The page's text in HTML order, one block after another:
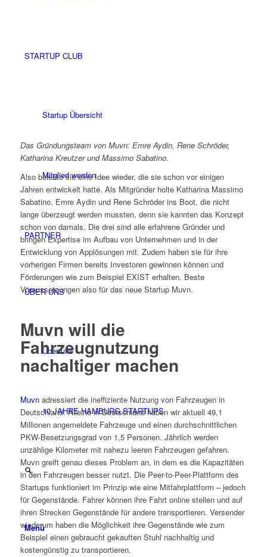
STARTUP CLUB
Startup Übersicht
Mitglied werden
PARTNER
ÜBER UNS
Über uns
10 JAHRE HAMBURG STARTUPS
Menü
Das Gründungsteam von Muvn: Emre Aydin, Rene Schröder,
Katharina Kreutzer und Massimo Sabatino.
Also belebte sie eine Idee wieder, die sie schon vor einigen
Jahren entwickelt hatte. Als Mitgründer holte Katharina Massimo
Sabatino, Emre Aydin und Rene Schröder ins Boot, die nicht
lange überzeugt werden mussten, denn sie kannten das Konzept
schon von damals. Die drei sind alle erfahrene Gründer und
bringen Expertise im Aufbau von Unternehmen und in der
Entwicklung von Applösungen mit. Zudem haben sie für ihre
vorherigen Firmen bereits Investoren gewinnen können und
Förderungen wie zum Beispiel EXIST erhalten. Beste
Voraussetzungen also für das neue Startup Muvn.
Muvn will die
Fahrzeugnutzung
nachaltiger machen
Muvnadressiert die ineffiziente Nutzung von Fahrzeugen in
Deutschland. Alleine in Deutschland haben wir aktuell 49,1
Millionen angemeldete Fahrzeuge und einen durchschnittlichen
PKW-Besetzungsgrad von 1,5 Personen. Jährlich werden
unzählige Kilometer mit nahezu leeren Fahrzeugen gefahren.
Muvn greift genau dieses Problem an, in dem es die Kapazitäten
in den Fahrzeugen besser nutzt. Die Peer-to-Peer-Plattform des
Startups funktioniert im Prinzip wie eine Mitfahrplattform – jedoch
für Gegenstände. Fahrer können ihre Fahrt online stellen und auf
ihren Strecken Gegenstände für andere transportieren. Versender
wiederum haben die Möglichkeit ihre Gegenstände wie zum
Beispiel einen gebraucht gekauften Stuhl nachhaltig und
kostengünstig zu transportieren.